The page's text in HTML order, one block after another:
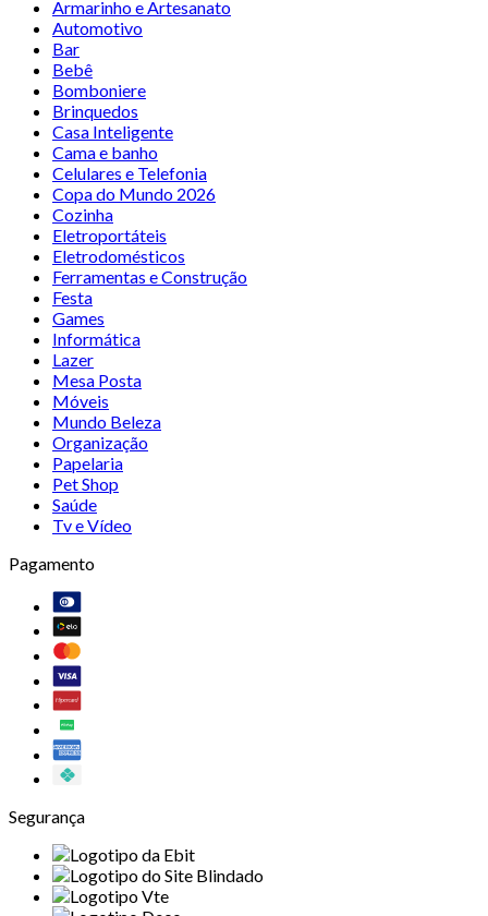
Armarinho e Artesanato
Automotivo
Bar
Bebê
Bomboniere
Brinquedos
Casa Inteligente
Cama e banho
Celulares e Telefonia
Copa do Mundo 2026
Cozinha
Eletroportáteis
Eletrodomésticos
Ferramentas e Construção
Festa
Games
Informática
Lazer
Mesa Posta
Móveis
Mundo Beleza
Organização
Papelaria
Pet Shop
Saúde
Tv e Vídeo
Pagamento
Segurança